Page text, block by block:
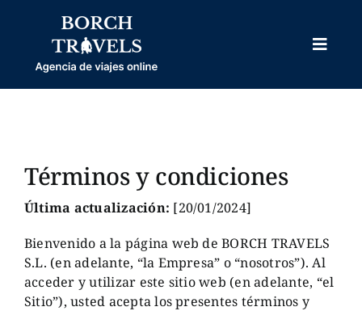
Toggle
VIAJES PERSONALIZADOS
BODAS
BLOG
Términos y condiciones
Última actualización: [20/01/2024]
Bienvenido a la página web de BORCH TRAVELS
S.L. (en adelante, “la Empresa” o “nosotros”). Al
acceder y utilizar este sitio web (en adelante, “el
Sitio”), usted acepta los presentes términos y